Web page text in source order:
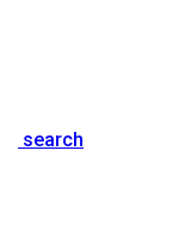
search